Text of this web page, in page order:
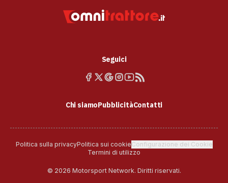
Seguici
Chi siamoPubblicitàContatti
Politica sulla privacyPolitica sui cookieConfigurazione dei Cookie
Termini di utilizzo
© 2026 Motorsport Network. Diritti riservati.